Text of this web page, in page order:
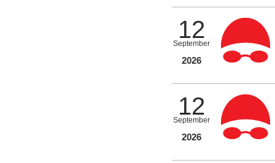
12
September
2026
12
September
2026